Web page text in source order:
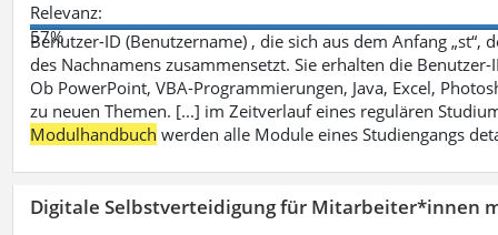
Relevanz:
57%
Benutzer-ID (Benutzername) , die sich aus dem Anfang „st“,
des Nachnamens zusammensetzt. Sie erhalten die
Ob PowerPoint, VBA-Programmierungen, Java, Excel,
zu neuen Themen. [...] im Zeitverlauf eines regulären
Modulhandbuch werden alle Module eines Studiengangs
Digitale Selbstverteidigung für Mitarbeiter*innen